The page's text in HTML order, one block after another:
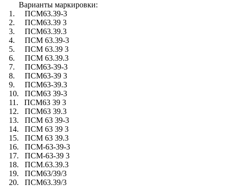
Варианты маркировки:
1. ПСМ63.39-3
2. ПСМ63.39 3
3. ПСМ63.39.3
4. ПСМ 63.39-3
5. ПСМ 63.39 3
6. ПСМ 63.39.3
7. ПСМ63-39-3
8. ПСМ63-39 3
9. ПСМ63-39.3
10. ПСМ63 39-3
11. ПСМ63 39 3
12. ПСМ63 39.3
13. ПСМ 63 39-3
14. ПСМ 63 39 3
15. ПСМ 63 39.3
16. ПСМ-63-39-3
17. ПСМ-63-39 3
18. ПСМ.63.39.3
19. ПСМ63/39/3
20. ПСМ63.39/3